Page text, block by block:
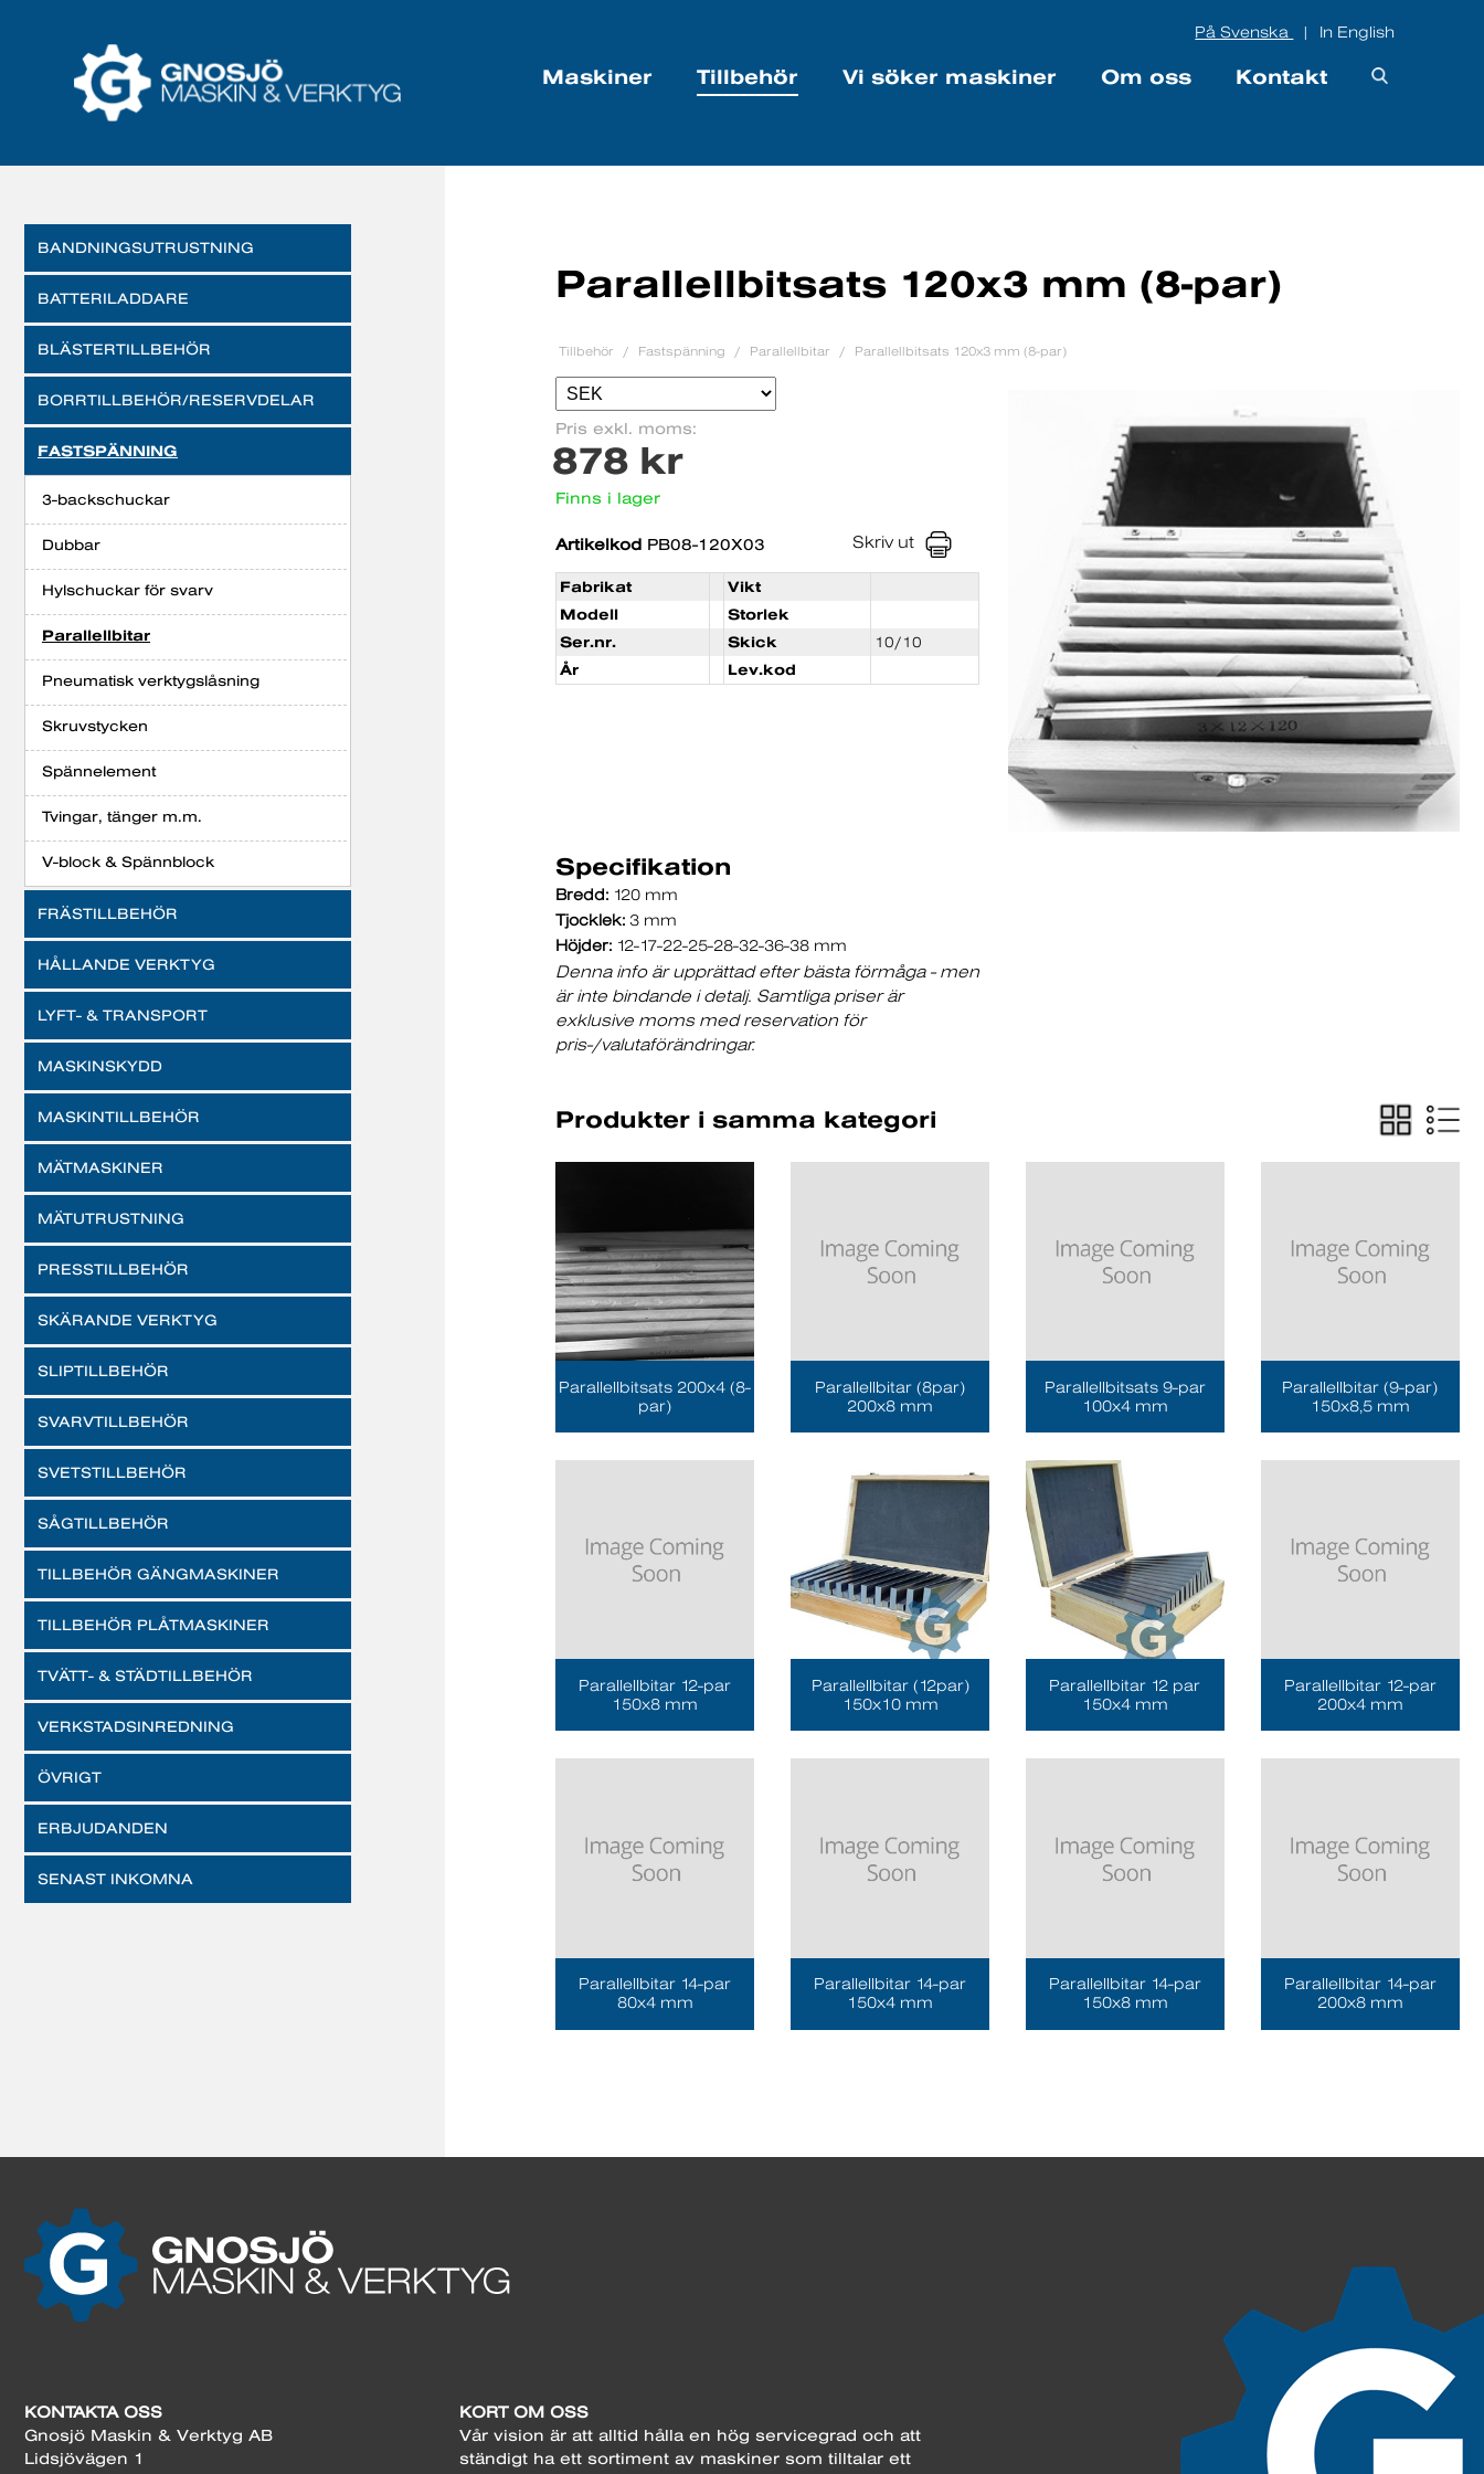
På Svenska In English
Maskiner Tillbehör Vi söker maskiner Om oss Kontakt
BANDNINGSUTRUSTNING
BATTERILADDARE
BLÄSTERTILLBEHÖR
BORRTILLBEHÖR/RESERVDELAR
FASTSPÄNNING
3-backschuckar
Dubbar
Hylschuckar för svarv
Parallellbitar
Pneumatisk verktygslåsning
Skruvstycken
Spännelement
Tvingar, tänger m.m.
V-block & Spännblock
FRÄSTILLBEHÖR
HÅLLANDE VERKTYG
LYFT- & TRANSPORT
MASKINSKYDD
MASKINTILLBEHÖR
MÄTMASKINER
MÄTUTRUSTNING
PRESSTILLBEHÖR
SKÄRANDE VERKTYG
SLIPTILLBEHÖR
SVARVTILLBEHÖR
SVETSTILLBEHÖR
SÅGTILLBEHÖR
TILLBEHÖR GÄNGMASKINER
TILLBEHÖR PLÅTMASKINER
TVÄTT- & STÄDTILLBEHÖR
VERKSTADSINREDNING
ÖVRIGT
ERBJUDANDEN
SENAST INKOMNA
Parallellbitsats 120x3 mm (8-par)
Tillbehör Fastspänning Parallellbitar Parallellbitsats 120x3 mm (8-par)
Pris exkl. moms:
878 kr
Finns i lager
Artikelkod PB08-120X03 Skriv ut
Fabrikat
Vikt
Modell
Storlek
Ser.nr.
Skick
10/10
År
Lev.kod
Specifikation
Bredd: 120 mm
Tjocklek: 3 mm
Höjder: 12-17-22-25-28-32-36-38 mm
Denna info är upprättad efter bästa förmåga - men
är inte bindande i detalj. Samtliga priser är
exklusive moms med reservation för
pris-/valutaförändringar.
Produkter i samma kategori
Parallellbitsats 200x4 (8-
par)
Parallellbitar (8par)
200x8 mm
Parallellbitsats 9-par
100x4 mm
Parallellbitar (9-par)
150x8,5 mm
Parallellbitar 12-par
150x8 mm
Parallellbitar (12par)
150x10 mm
Parallellbitar 12 par
150x4 mm
Parallellbitar 12-par
200x4 mm
Parallellbitar 14-par
80x4 mm
Parallellbitar 14-par
150x4 mm
Parallellbitar 14-par
150x8 mm
Parallellbitar 14-par
200x8 mm
KONTAKTA OSS
Gnosjö Maskin & Verktyg AB
Lidsjövägen 1
KORT OM OSS
Vår vision är att alltid hålla en hög servicegrad och att
ständigt ha ett sortiment av maskiner som tilltalar ett